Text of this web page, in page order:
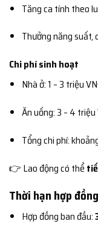
Tăng ca tính theo
Thưởng năng suất,
Chi phí sinh hoạt
Nhà ở: 1 – 3 triệu
Ăn uống: 3 – 4
Tổng chi phí:
👉 Lao động có thể
Thời hạn hợp
Hợp đồng ban đầu: